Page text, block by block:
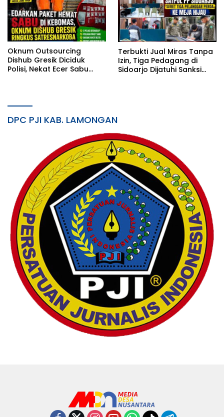
Oknum Outsourcing
Dishub Gresik Diciduk
Polisi, Nekat Ecer Sabu
Terbukti Jual Miras Tanpa
Izin, Tiga Pedagang di
Sidoarjo Dijatuhi Sanksi
DPC PJI KAB. LAMONGAN